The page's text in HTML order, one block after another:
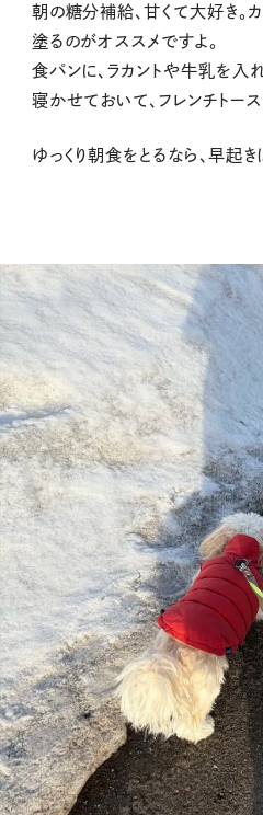
朝の糖分補給、甘くて大好き。
塗るのがオススメですよ。
食パンに、ラカントや牛乳を
寝かせておいて、フレンチトー
ゆっくり朝食をとるなら、早起き